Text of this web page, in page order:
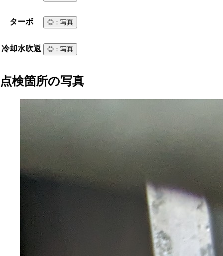
ターボ ◎ ：写真
冷却水吹返 ◎ ：写真
点検箇所の写真